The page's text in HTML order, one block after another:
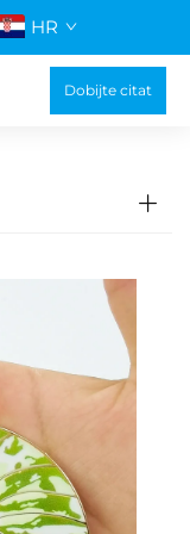
HR
Dobijte citat